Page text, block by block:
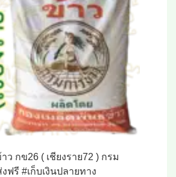
ว กข26 ( เชียงราย72 ) กรม
ฟรี #เก็บเงินปลายทาง